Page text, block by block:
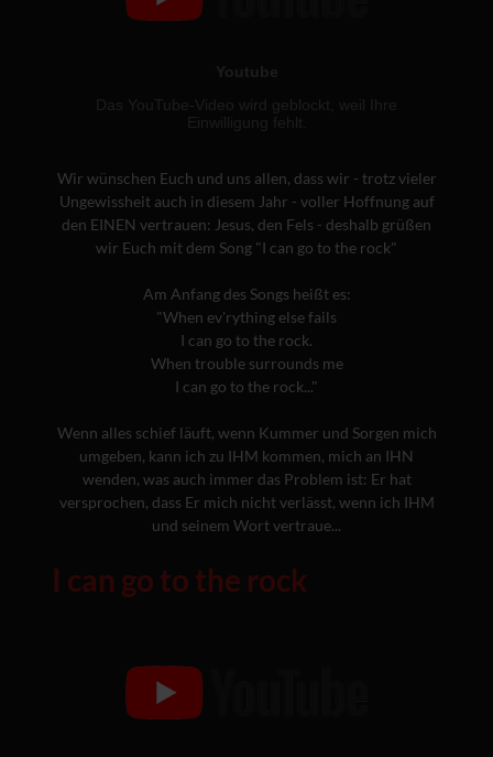
Wir wünschen Euch und uns allen, dass wir - trotz vieler
Ungewissheit auch in diesem Jahr - voller Hoffnung auf
den EINEN vertrauen: Jesus, den Fels - deshalb grüßen
wir Euch mit dem Song "I can go to the rock"
Am Anfang des Songs heißt es:
"When ev'rything else fails
I can go to the rock.
When trouble surrounds me
I can go to the rock..."
Wenn alles schief läuft, wenn Kummer und Sorgen mich
umgeben, kann ich zu IHM kommen, mich an IHN
wenden, was auch immer das Problem ist: Er hat
versprochen, dass Er mich nicht verlässt, wenn ich IHM
und seinem Wort vertraue...
I can go to the rock